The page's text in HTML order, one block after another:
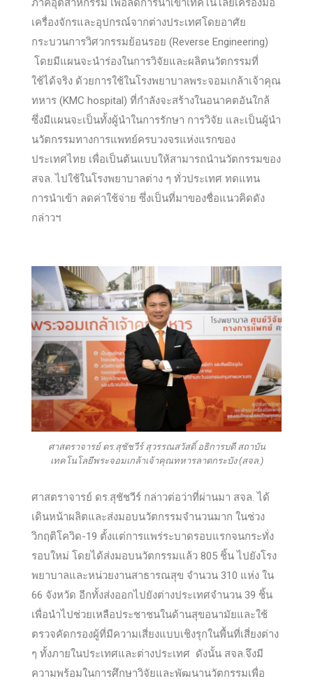
เครื่องจักรและอุปกรณ์จากต่างประเทศโดยอาศัย
กระบวนการวิศวกรรมย้อนรอย (Reverse Engineering)
โดยมีแผนจะนำร่องในการวิจัยและผลิตนวัตกรรมที่
ใช้ได้จริง ด้วยการใช้ในโรงพยาบาลพระจอมเกล้าเจ้าคุณ
ทหาร (KMC hospital) ที่กำลังจะสร้างในอนาคตอันใกล้
ซึ่งมีแผนจะเป็นทั้งผู้นำในการรักษา การวิจัย และเป็นผู้นำ
นวัตกรรมทางการแพทย์ครบวงจรแห่งแรกของ
ประเทศไทย เพื่อเป็นต้นแบบให้สามารถนำนวัตกรรมของ
สจล. ไปใช้ในโรงพยาบาลต่าง ๆ ทั่วประเทศ ทดแทน
การนำเข้า ลดค่าใช้จ่าย ซึ่งเป็นที่มาของชื่อแนวคิดดัง
กล่าวฯ
ศาสตราจารย์ ดร.สุชัชวีร์ สุวรรณสวัสดิ์ อธิการบดี สถาบัน
เทคโนโลยีพระจอมเกล้าเจ้าคุณทหารลาดกระบัง (สจล.)
ศาสตราจารย์ ดร.สุชัชวีร์ กล่าวต่อว่าที่ผ่านมา สจล. ได้
เดินหน้าผลิตและส่งมอบนวัตกรรมจำนวนมาก ในช่วง
วิกฤติโควิด-19 ตั้งแต่การแพร่ระบาดรอบแรกจนกระทั่ง
รอบใหม่ โดยได้ส่งมอบนวัตกรรมแล้ว 805 ชิ้น ไปยังโรง
พยาบาลและหน่วยงานสาธารณสุข จำนวน 310 แห่ง ใน
66 จังหวัด อีกทั้งส่งออกไปยังต่างประเทศจำนวน 39 ชิ้น
เพื่อนำไปช่วยเหลือประชาชนในด้านสุขอนามัยและใช้
ตรวจคัดกรองผู้ที่มีความเสี่ยงแบบเชิงรุกในพื้นที่เสี่ยงต่าง
ๆ ทั้งภายในประเทศและต่างประเทศ ดังนั้น สจล.จึงมี
ความพร้อมในการศึกษาวิจัยและพัฒนานวัตกรรมเพื่อ